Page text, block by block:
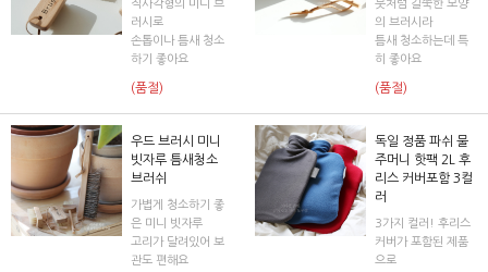
직사각형의 미니 브
러시로
손톱이나 틈새 청소
하기 좋아요
(품절)
붓처럼 길쭉한 모양
의 브러시라
틈새 청소하는데 특
히 좋아요
(품절)
우드 브러시 미니
빗자루 틈새청소
브러쉬
가볍게 청소하기 좋
은 미니 빗자루
고리가 달려있어 보
관도 편해요
독일 정품 파쉬 물
주머니 핫팩 2L 후
리스 커버포함 3컬
러
3가지 컬러! 후리스
커버가 포함된 제품
으로